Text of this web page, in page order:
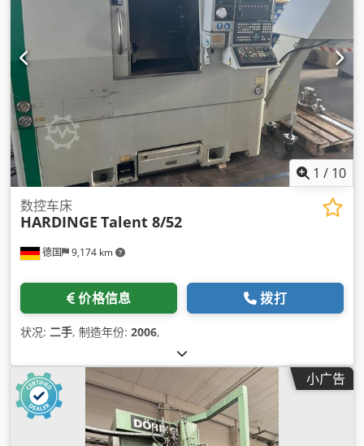
1 / 10
德国 9,174 km
数控车床
HARDINGE Talent 8/52
价格信息 拨打
状况: 二手, 制造年份: 2006,
小广告